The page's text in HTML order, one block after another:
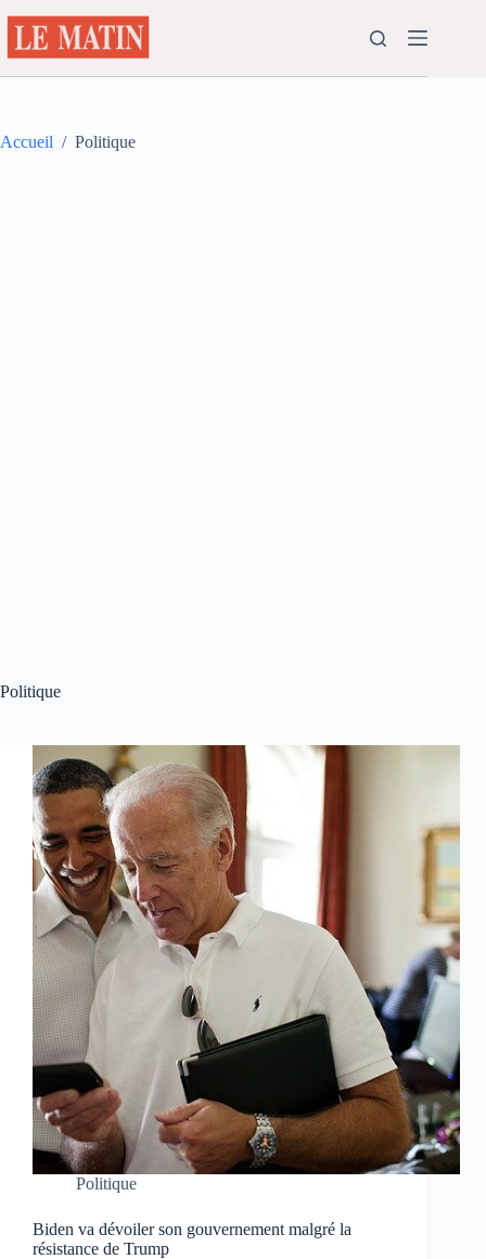
au
contenu
Accueil / Politique
Politique
Politique
Biden va dévoiler son gouvernement malgré la
résistance de Trump